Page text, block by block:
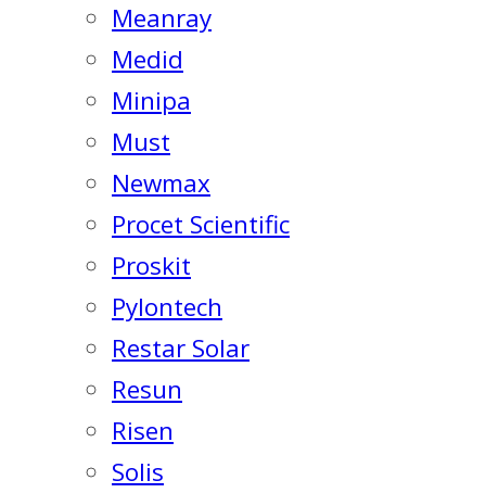
Meanray
Medid
Minipa
Must
Newmax
Procet Scientific
Proskit
Pylontech
Restar Solar
Resun
Risen
Solis